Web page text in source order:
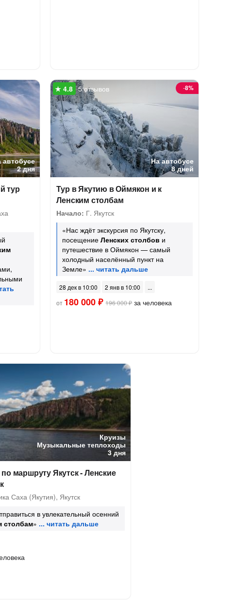
автобусе
2 дня
тур
На автобусе
8 дней
-8%
5 отзывов
Тур в Якутию в Оймякон и к
Ленским столбам
Начало: Г. Якутск
«Нас ждёт экскурсия по Якутску,
посещениеЛенских столбов и
путешествие в Оймякон — самый
холодный населённый пункт на
Земле»
28 дек в 10:00
2 янв в 10:00
от 180 000 ₽ 196 000 ₽за человека
Круизы
Музыкальные теплоходы
3 дня
маршруту Якутск - Ленские
Саха (Якутия), Якутск
в увлекательный осенний
столбам»